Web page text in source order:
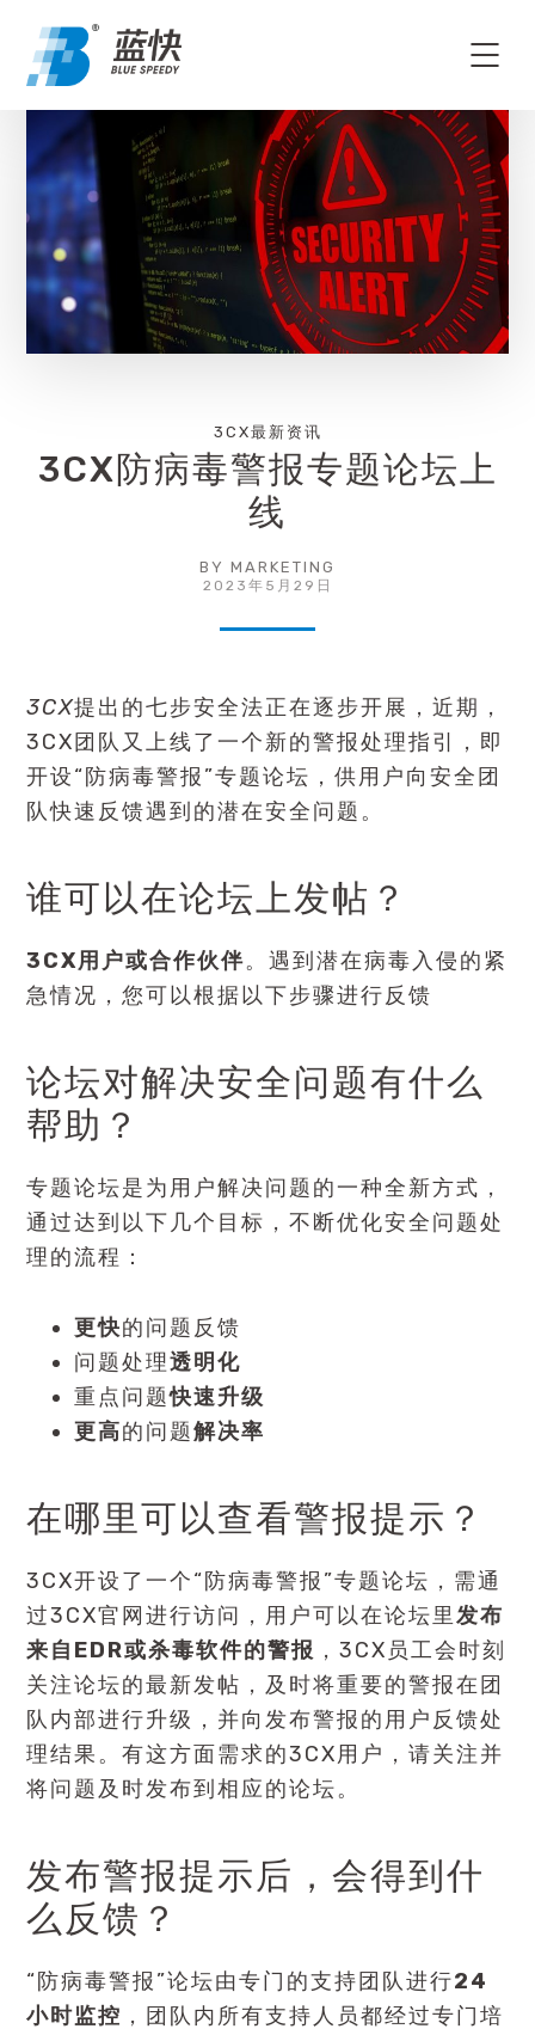
3CX最新资讯
3CX防病毒警报专题论坛上
线
BY MARKETING
2023年5月29日
3CX提出的七步安全法正在逐步开展，近期，
3CX团队又上线了一个新的警报处理指引，即
开设“防病毒警报”专题论坛，供用户向安全团
队快速反馈遇到的潜在安全问题。
谁可以在论坛上发帖？
3CX用户或合作伙伴。遇到潜在病毒入侵的紧
急情况，您可以根据以下步骤进行反馈
论坛对解决安全问题有什么
帮助？
专题论坛是为用户解决问题的一种全新方式，
通过达到以下几个目标，不断优化安全问题处
理的流程：
更快的问题反馈
问题处理透明化
重点问题快速升级
更高的问题解决率
在哪里可以查看警报提示？
3CX开设了一个“防病毒警报”专题论坛，需通
过3CX官网进行访问，用户可以在论坛里发布
来自EDR或杀毒软件的警报 ，3CX员工会时刻
关注论坛的最新发帖，及时将重要的警报在团
队内部进行升级，并向发布警报的用户反馈处
理结果。有这方面需求的3CX用户，请关注并
将问题及时发布到相应的论坛。
发布警报提示后，会得到什
么反馈？
“防病毒警报”论坛由专门的支持团队进行24
小时监控 ，团队内所有支持人员都经过专门培